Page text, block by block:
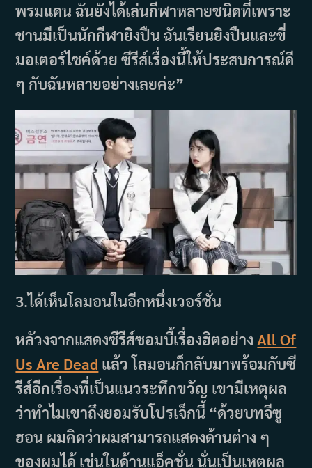
พรมแดน ฉันยังได้เล่นกีฬาหลายชนิดที่เพราะ
ชานมีเป็นนักกีฬายิงปืน ฉันเรียนยิงปืนและขี่
มอเตอร์ไซค์ด้วย ซีรีส์เรื่องนี้ให้ประสบการณ์ดี
ๆ กับฉันหลายอย่างเลยค่ะ”
3.ได้เห็นโลมอนในอีกหนึ่งเวอร์ชั่น
หลัวงจากแสดงซีรีส์ซอมบี้เรื่องฮิตอย่างAll Of
Us Are Dead แล้ว โลมอนก็กลับมาพร้อมกับซี
รีส์อีกเรื่องที่เป็นแนวระทึกขวัญ เขามีเหตุผล
ว่าทำไมเขาถึงยอมรับโปรเจ็กนี้ “ด้วยบทจีซู
ฮอน ผมคิดว่าผมสามารถแสดงด้านต่าง ๆ
ของผมได้ เช่นในด้านแอ็คชั่น นั่นเป็นเหตุผล